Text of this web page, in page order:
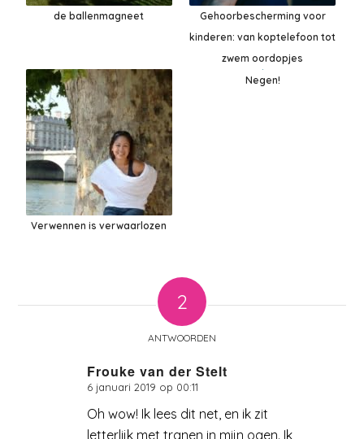
de ballenmagneet
Gehoorbescherming voor
kinderen: van koptelefoon tot
zwem oordopjes
Verwennen is verwaarlozen
Negen!
2
ANTWOORDEN
Frouke van der Stelt
zegt:
6 januari 2019 op 00:11
Oh wow! Ik lees dit net, en ik zit
letterlijk met tranen in mijn ogen. Ik